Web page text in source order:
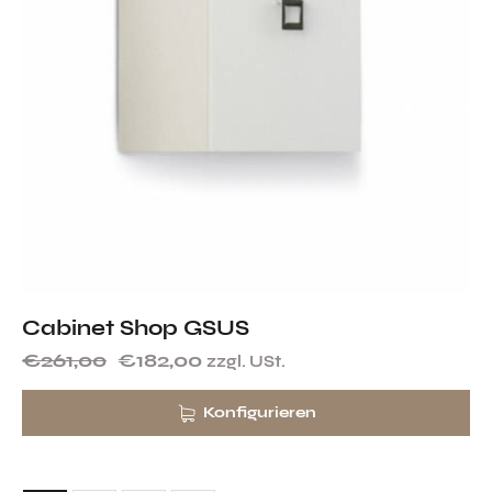
Cabinet Shop GSUS
€261,00 €182,00 zzgl. USt.
Konfigurieren